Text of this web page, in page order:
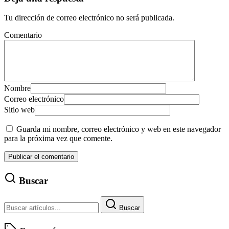
Tu dirección de correo electrónico no será publicada.
Comentario
Nombre
Correo electrónico
Sitio web
Guarda mi nombre, correo electrónico y web en este navegador
para la próxima vez que comente.
Buscar
Buscar